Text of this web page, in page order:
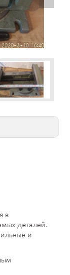
в
деталей.
и